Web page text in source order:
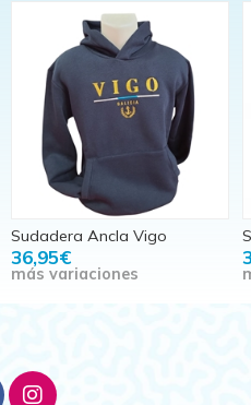
Sudadera Ancla Vigo
36,95€
más variaciones